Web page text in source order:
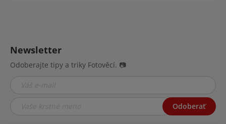
Newsletter
Odoberajte tipy a triky Fotověcí. 📷
Odoberať